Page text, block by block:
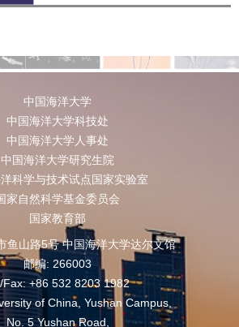
中国海洋大学
中国海洋大学科技处
中国海洋大学人事处
中国海洋大学研究生院
科学与技术试点国家实验室
家自然科学基金委员会
国家教育部
鱼山路5号 中国海洋大学达尔文馆
邮编: 266003
Fax: +86 532 8203 1982
of China, Yushan Campus,
No. 5 Yushan Road,